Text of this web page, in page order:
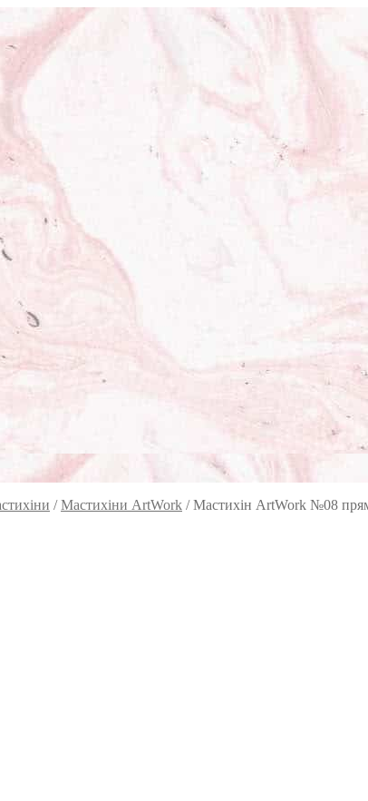
/Мастихіни ArtWork /Мастихін ArtWork №08